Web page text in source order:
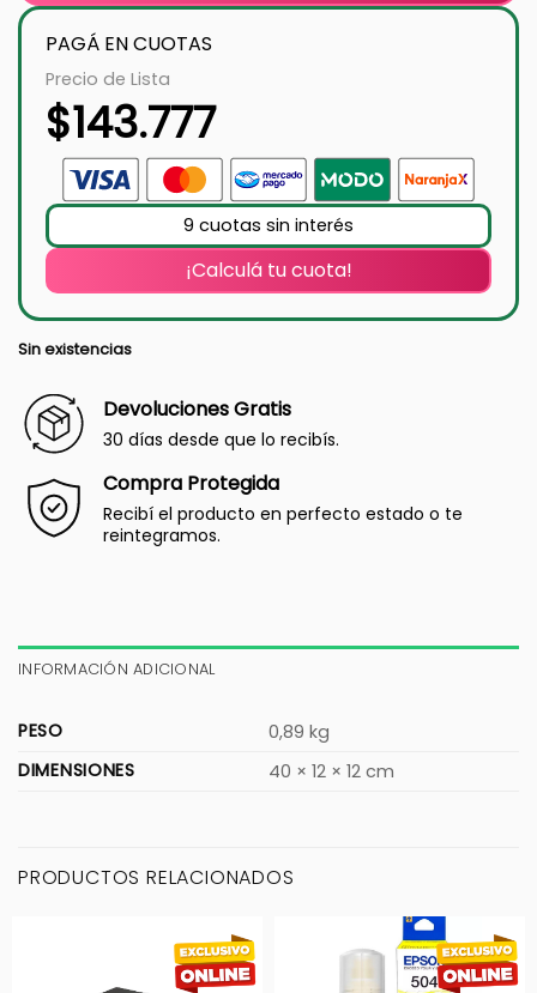
PAGÁ EN CUOTAS
Precio de Lista
$143.777
9 cuotas sin interés
¡Calculá tu cuota!
Sin existencias
Devoluciones Gratis
30 días desde que lo recibís.
Compra Protegida
Recibí el producto en perfecto estado o te
reintegramos.
INFORMACIÓN ADICIONAL
PESO
0,89 kg
DIMENSIONES
40 × 12 × 12 cm
PRODUCTOS RELACIONADOS